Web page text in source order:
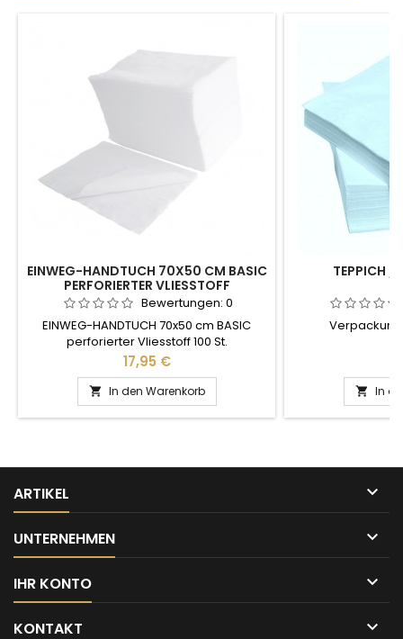
EINWEG-HANDTUCH 70X50 CM BASIC
PERFORIERTER VLIESSTOFF
Bewertungen: 0
EINWEG-HANDTUCH 70x50 cm BASIC
perforierter Vliesstoff 100 St.
Preis
17,95 €
 In den Warenkorb
TEPPICH /
 In
ARTIKEL 
UNTERNEHMEN 
IHR KONTO 
KONTAKT 